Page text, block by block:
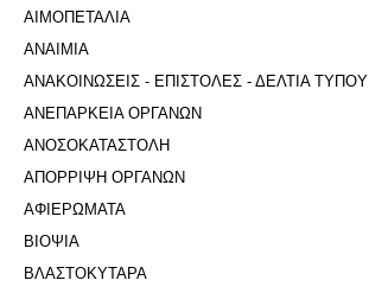
ΑΙΜΟΠΕΤΑΛΙΑ
ΑΝΑΙΜΙΑ
ΑΝΑΚΟΙΝΩΣΕΙΣ - ΕΠΙΣΤΟΛΕΣ - ΔΕΛΤΙΑ ΤΥΠΟΥ
ΑΝΕΠΑΡΚΕΙΑ ΟΡΓΑΝΩΝ
ΑΝΟΣΟΚΑΤΑΣΤΟΛΗ
ΑΠΟΡΡΙΨΗ ΟΡΓΑΝΩΝ
ΑΦΙΕΡΩΜΑΤΑ
ΒΙΟΨΙΑ
ΒΛΑΣΤΟΚΥΤΑΡΑ